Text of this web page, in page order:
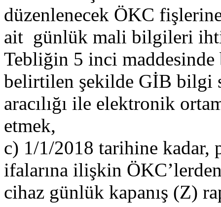
düzenlenecek ÖKC
ait günlük mali bilgileri
Tebliğin 5 inci
belirtilen şekilde GİB bilgi
aracılığı ile elektronik
etmek,
c) 1/1/2018 tarihine kadar,
ifalarına ilişkin
cihaz günlük kapanış (Z)